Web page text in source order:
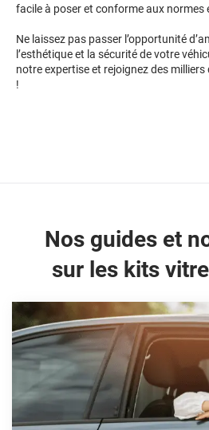
facile à poser et conforme aux normes
Ne laissez pas passer l’opportunité
l’esthétique et la sécurité de votre
notre expertise et rejoignez des
!
Nos guides et
sur les kits